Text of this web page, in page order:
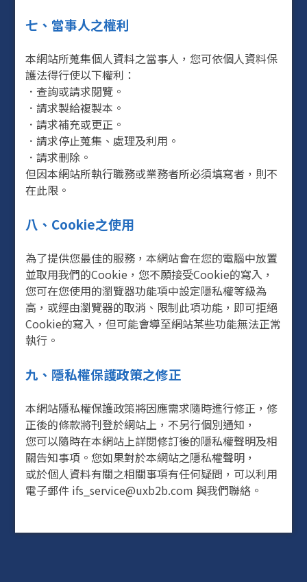
七、當事人之權利
本網站所蒐集個人資料之當事人，您可依個人資料保
護法得行使以下權利：
．查詢或請求閱覽。
．請求製給複製本。
．請求補充或更正。
．請求停止蒐集、處理及利用。
．請求刪除。
但因本網站所執行職務或業務者所必須填寫者，則不
在此限。
八、Cookie之使用
為了提供您最佳的服務，本網站會在您的電腦中放置
並取用我們的Cookie，您不願接受Cookie的寫入，
您可在您使用的瀏覽器功能項中設定隱私權等級為
高，或經由瀏覽器的取消、限制此項功能，即可拒絕
Cookie的寫入，但可能會導至網站某些功能無法正常
執行。
九、隱私權保護政策之修正
本網站隱私權保護政策將因應需求隨時進行修正，修
正後的條款將刊登於網站上，不另行個別通知，
您可以隨時在本網站上詳閱修訂後的隱私權聲明及相
關告知事項。您如果對於本網站之隱私權聲明，
或於個人資料有關之相關事項有任何疑問，可以利用
電子郵件 ifs_service@uxb2b.com 與我們聯絡。